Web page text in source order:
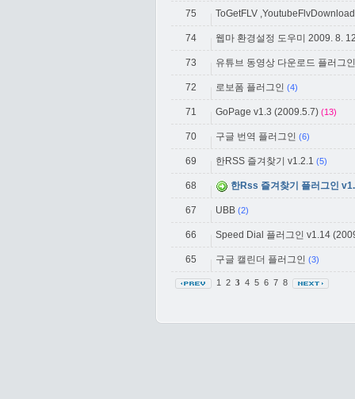
75 ToGetFLV
74 웹마 환경설정 도우미 2009. 8.
73 유튜브 동영상 다운로드 플러그인
72 로보폼 플러그인 (4)
71 GoPage v1.3 (2009.5.7) (13)
70 구글 번역 플러그인 (6)
69 한RSS 즐겨찾기 v1.2.1 (5)
68 한Rss 즐겨찾기 플러그인
67 UBB (2)
66 Speed Dial 플러그인 v1.14
65 구글 캘린더 플러그인 (3)
1 2 3 4 5 6 7 8